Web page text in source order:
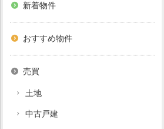
新着物件
おすすめ物件
売買
土地
中古戸建